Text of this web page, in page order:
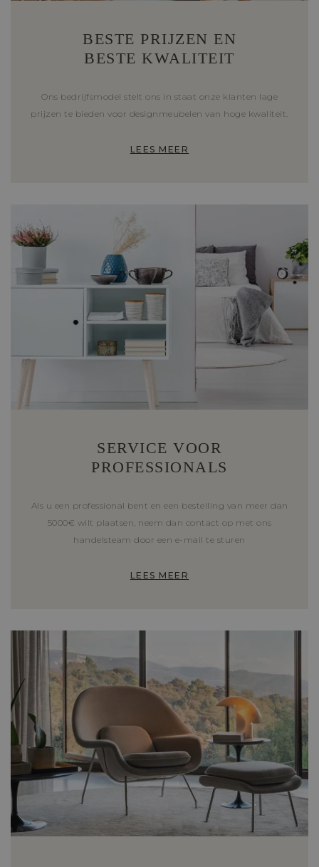
BESTE PRIJZEN EN
BESTE KWALITEIT
Ons bedrijfsmodel stelt ons in staat onze klanten lage
prijzen te bieden voor designmeubelen van hoge kwaliteit.
LEES MEER
SERVICE VOOR
PROFESSIONALS
Als u een professional bent en een bestelling van meer dan
5000€ wilt plaatsen, neem dan contact op met ons
handelsteam door een e-mail te sturen
LEES MEER